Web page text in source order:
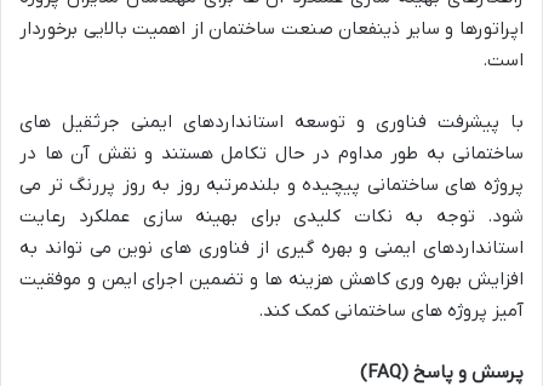
اپراتورها و سایر ذینفعان صنعت ساختمان از اهمیت بالایی برخوردار
است.
با پیشرفت فناوری و توسعه استانداردهای ایمنی جرثقیل های
ساختمانی به طور مداوم در حال تکامل هستند و نقش آن ها در
پروژه های ساختمانی پیچیده و بلندمرتبه روز به روز پررنگ تر می
شود. توجه به نکات کلیدی برای بهینه سازی عملکرد رعایت
استانداردهای ایمنی و بهره گیری از فناوری های نوین می تواند به
افزایش بهره وری کاهش هزینه ها و تضمین اجرای ایمن و موفقیت
آمیز پروژه های ساختمانی کمک کند.
پرسش و پاسخ (FAQ)